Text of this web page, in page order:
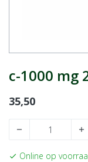
c-1000 mg
35,50
remove add
check Online op